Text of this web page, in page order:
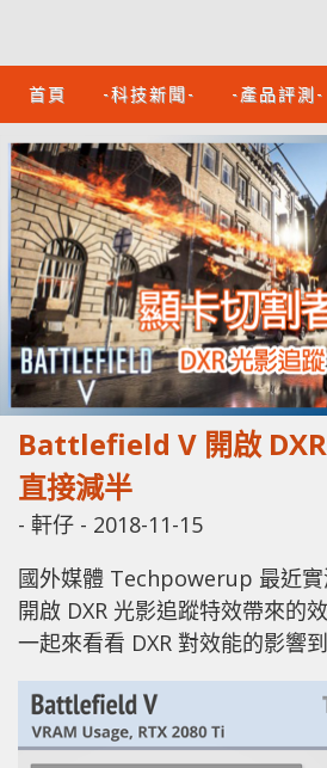
首頁 -科技新聞- -產品評測-
Battlefield V 開啟
直接減半
- 軒仔 - 2018-11-15
國外媒體 Techpowerup 最近
開啟 DXR 光影追蹤特效帶來的
一起來看看 DXR 對效能的影響